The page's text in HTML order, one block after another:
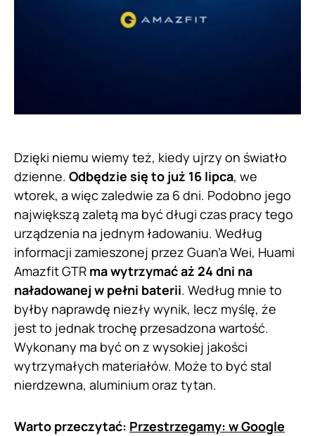
Dzięki niemu wiemy też, kiedy ujrzy on światło
dzienne. Odbędzie się to już 16 lipca, we
wtorek, a więc zaledwie za 6 dni. Podobno jego
największą zaletą ma być długi czas pracy tego
urządzenia na jednym ładowaniu. Według
informacji zamieszonej przez Guan’a Wei, Huami
Amazfit GTR ma wytrzymać aż 24 dni na
naładowanej w pełni baterii. Według mnie to
byłby naprawdę niezły wynik, lecz myślę, że
jest to jednak trochę przesadzona wartość.
Wykonany ma być on z wysokiej jakości
wytrzymałych materiałów. Może to być stal
nierdzewna, aluminium oraz tytan.
Warto przeczytać: Przestrzegamy: w Google